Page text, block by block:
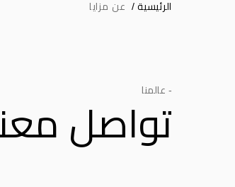
الرئيسية / عن مزايا
- عالمنا
تواصل